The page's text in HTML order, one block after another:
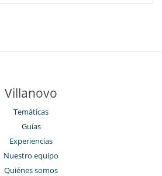
Villanovo
Temáticas
Guías
Experiencias
Nuestro equipo
Quiénes somos